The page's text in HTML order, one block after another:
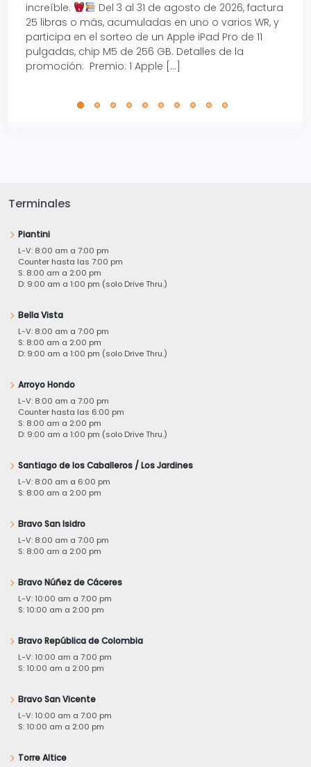
increíble.
Del 3 al 31 de agosto de 2026, factura
25 libras o más, acumuladas en uno o varios WR, y
participa en el sorteo de un Apple iPad Pro de 11
pulgadas, chip M5 de 256 GB. Detalles de la
promoción: Premio: 1 Apple […]
Terminales
Piantini
L-V: 8:00 am a 7:00 pm
Counter hasta las 7:00 pm
S: 8:00 am a 2:00 pm
D: 9:00 am a 1:00 pm (solo Drive Thru.)
Bella Vista
L-V: 8:00 am a 7:00 pm
S: 8:00 am a 2:00 pm
D: 9:00 am a 1:00 pm (solo Drive Thru.)
Arroyo Hondo
L-V: 8:00 am a 7:00 pm
Counter hasta las 6:00 pm
S: 8:00 am a 2:00 pm
D: 9:00 am a 1:00 pm (solo Drive Thru.)
Santiago de los Caballeros / Los Jardines
L-V: 8:00 am a 6:00 pm
S: 8:00 am a 2:00 pm
Bravo San Isidro
L-V: 8:00 am a 7:00 pm
S: 8:00 am a 2:00 pm
Bravo Núñez de Cáceres
L-V: 10:00 am a 7:00 pm
S: 10:00 am a 2:00 pm
Bravo República de Colombia
L-V: 10:00 am a 7:00 pm
S: 10:00 am a 2:00 pm
Bravo San Vicente
L-V: 10:00 am a 7:00 pm
S: 10:00 am a 2:00 pm
Torre Altice